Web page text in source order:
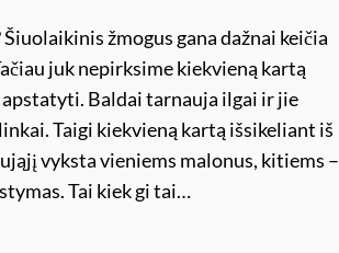
žmogus gana dažnai keičia
juk nepirksime kiekvieną kartą
Baldai tarnauja ilgai ir jie
Taigi kiekvieną kartą išsikeliant iš
vyksta vieniems malonus, kitiems –
Tai kiek gi tai…